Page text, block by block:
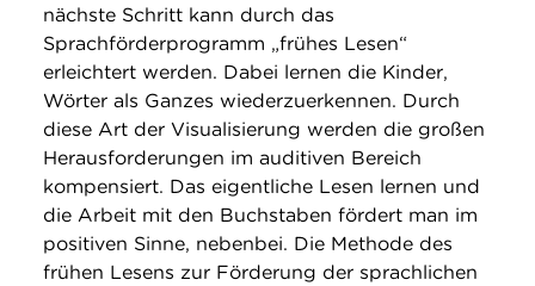
nächste Schritt kann durch das
Sprachförderprogramm „frühes Lesen“
erleichtert werden. Dabei lernen die Kinder,
Wörter als Ganzes wiederzuerkennen. Durch
diese Art der Visualisierung werden die großen
Herausforderungen im auditiven Bereich
kompensiert. Das eigentliche Lesen lernen und
die Arbeit mit den Buchstaben fördert man im
positiven Sinne, nebenbei. Die Methode des
frühen Lesens zur Förderung der sprachlichen